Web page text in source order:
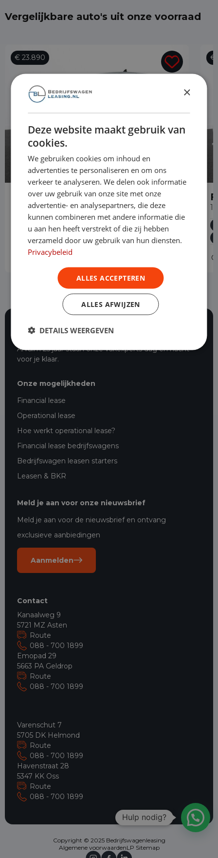
Vergelijkbare auto's uit onze voorraad
€ 23.890
Ford Transit Connect
1.5 EcoBlue Automaat L2 Trend
Automaat 24.987 km
2024
Geldrop
L2H1
Operational lease
€
Al ruim 25 jaar staan onze vakexperts dag en nacht
voor je klaar.
Onze mogelijkheden
Financial lease
Operational lease
Hoe werkt operational lease?
Financial lease bedrijfswagens
Bedrijfswagen leasen starters
Leasen & BKR
Meld je aan voor onze nieuwsbrief
Meld je aan voor de nieuwsbrief en ontvang
exclusieve aanbiedingen
Aanmelden
Contact
Kanaalweg 9
5721 MZ Asten
Route
088 - 700 1899
Emopad 29
5663 PA Geldrop
Route
088 - 700 1899
Varenschut 7
5705 DK Helmond
Route
088 - 700 1899
Havenstraat 28
5347 KK Oss
Route
088 - 700 1899
Copyright © 2025 Bedrijfswagenleasing
Algemene voorwaardenLP Sitemap
Hulp nodig?
×
Deze website maakt gebruik van
cookies.
We gebruiken cookies om inhoud en
advertenties te personaliseren en om ons
verkeer te analyseren. We delen ook informatie
over uw gebruik van onze site met onze
advertentie- en analysepartners, die deze
kunnen combineren met andere informatie die
u aan hen heeft verstrekt of die zij hebben
verzameld door uw gebruik van hun diensten.
Privacybeleid
ALLES ACCEPTEREN
ALLES AFWIJZEN
DETAILS WEERGEVEN